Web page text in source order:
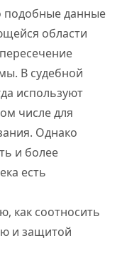
подобные данные
области
В судебной
используют
числе для
Однако
и более
есть
как соотносить
и защитой